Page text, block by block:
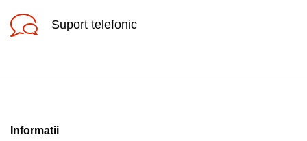
Suport telefonic
Informatii